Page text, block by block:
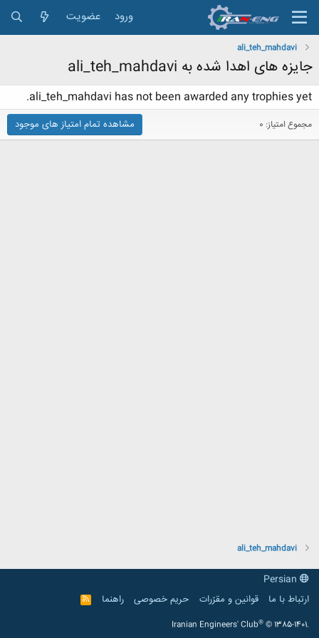
ورود عضویت
ali_teh_mahdavi
جایزه های اهدا شده به ali_teh_mahdavi
ali_teh_mahdavi has not been awarded any trophies yet.
مجموع امتیاز: 0 مشاهده تمام امتیاز های موجود
ali_teh_mahdavi
ارتباط با ما
قوانین و مقرّرات حریم خصوصی راهنما
R
S
Iranian Engineers' Club® © 1385-1401.